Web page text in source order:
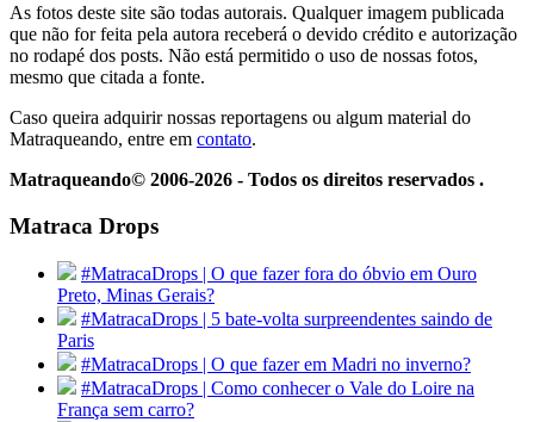
As fotos deste site são todas autorais. Qualquer imagem publicada
que não for feita pela autora receberá o devido crédito e autorização
no rodapé dos posts. Não está permitido o uso de nossas fotos,
mesmo que citada a fonte.
Caso queira adquirir nossas reportagens ou algum material do
Matraqueando, entre em contato.
Matraqueando© 2006-2026 - Todos os direitos reservados .
Matraca Drops
#MatracaDrops | O que fazer fora do óbvio em Ouro
Preto, Minas Gerais?
#MatracaDrops | 5 bate-volta surpreendentes saindo de
Paris
#MatracaDrops | O que fazer em Madri no inverno?
#MatracaDrops | Como conhecer o Vale do Loire na
França sem carro?